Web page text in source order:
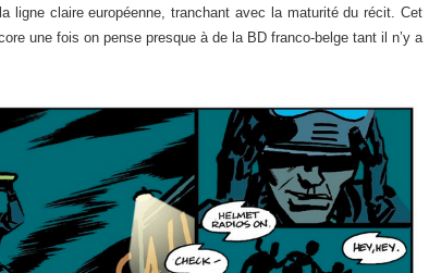
ligne claire européenne, tranchant avec la maturité du récit. Cet
une fois on pense presque à de la BD franco-belge tant il n’y a